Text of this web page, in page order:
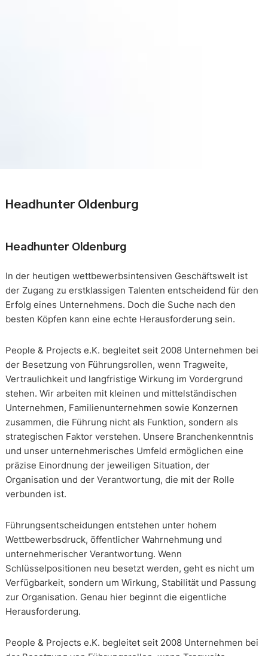
Headhunter Oldenburg
Headhunter Oldenburg
In der heutigen wettbewerbsintensiven Geschäftswelt ist
der Zugang zu erstklassigen Talenten entscheidend für den
Erfolg eines Unternehmens. Doch die Suche nach den
besten Köpfen kann eine echte Herausforderung sein.
People & Projects e.K. begleitet seit 2008 Unternehmen bei
der Besetzung von Führungsrollen, wenn Tragweite,
Vertraulichkeit und langfristige Wirkung im Vordergrund
stehen. Wir arbeiten mit kleinen und mittelständischen
Unternehmen, Familienunternehmen sowie Konzernen
zusammen, die Führung nicht als Funktion, sondern als
strategischen Faktor verstehen. Unsere Branchenkenntnis
und unser unternehmerisches Umfeld ermöglichen eine
präzise Einordnung der jeweiligen Situation, der
Organisation und der Verantwortung, die mit der Rolle
verbunden ist.
Führungsentscheidungen entstehen unter hohem
Wettbewerbsdruck, öffentlicher Wahrnehmung und
unternehmerischer Verantwortung. Wenn
Schlüsselpositionen neu besetzt werden, geht es nicht um
Verfügbarkeit, sondern um Wirkung, Stabilität und Passung
zur Organisation. Genau hier beginnt die eigentliche
Herausforderung.
People & Projects e.K. begleitet seit 2008 Unternehmen bei